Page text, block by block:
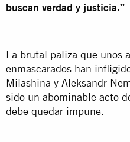
buscan verdad y justicia.”
La brutal paliza que unos
enmascarados han
Milashina y Aleksandr
sido un abominable acto
debe quedar impune.